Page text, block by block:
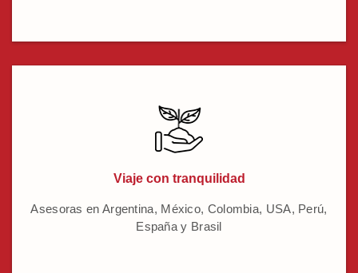
Viaje con tranquilidad
Asesoras en Argentina, México, Colombia, USA, Perú,
España y Brasil